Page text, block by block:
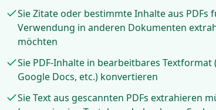
Sie Zitate oder bestimmte Inhalte aus PDFs
Verwendung in anderen Dokumenten
möchten
Sie PDF-Inhalte in bearbeitbares Textformat
Google Docs, etc.) konvertieren
Sie Text aus gescannten PDFs extrahieren